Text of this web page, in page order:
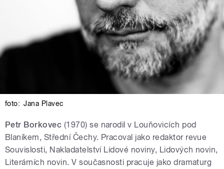
foto: Jana Plavec
Petr Borkovec (1970) se narodil v Louňovicích pod
Blaníkem, Střední Čechy. Pracoval jako redaktor revue
Souvislosti, Nakladatelství Lidové noviny, Lidových novin,
Literárních novin. V současnosti pracuje jako dramaturg